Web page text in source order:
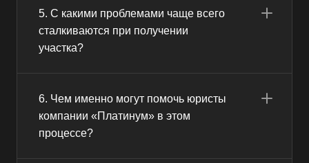
5. С какими проблемами чаще всего
сталкиваются при получении
участка?
6. Чем именно могут помочь юристы
компании «Платинум» в этом
процессе?